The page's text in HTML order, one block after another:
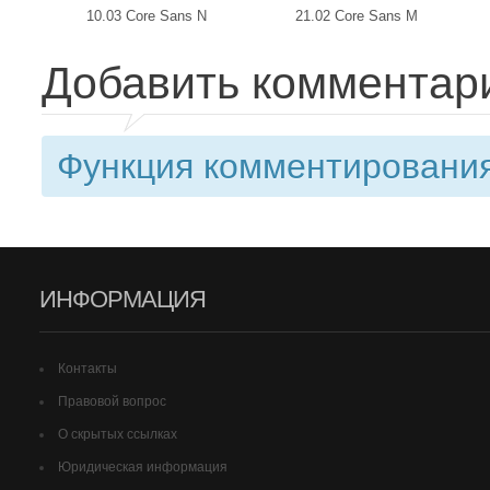
10.03 Core Sans N 21.02 Core Sans M
Добавить
Функция
ИНФОРМАЦИЯ
Контакты
Правовой вопрос
О скрытых ссылках
Юридическая информация